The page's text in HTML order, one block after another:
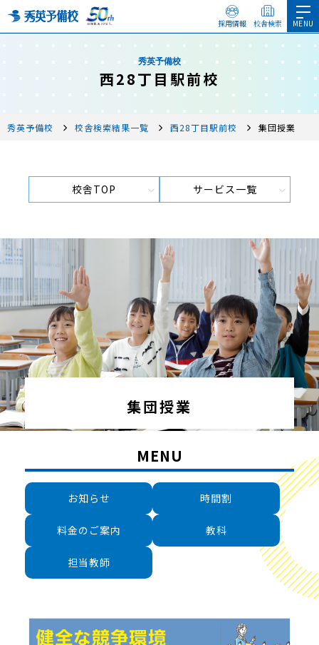
採用情報 校舎検索
秀英予備校
西28丁目駅前校
秀英予備校 校舎検索結果一覧 西28丁目駅前校 集団授業
校舎TOP サービス一覧
集団授業
MENU
お知らせ 時間割
料金のご案内 教科
担当教師